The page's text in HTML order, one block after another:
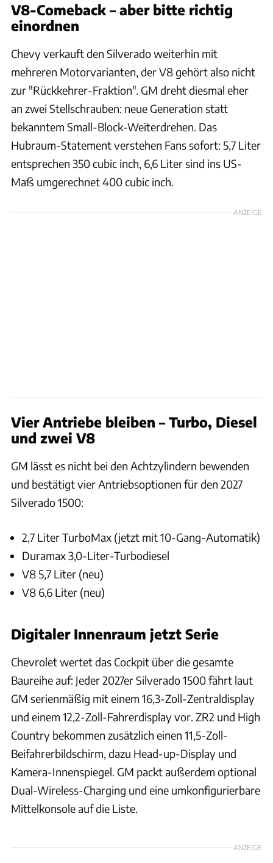
V8-Comeback – aber bitte richtig
einordnen
Chevy verkauft den Silverado weiterhin mit
mehreren Motorvarianten, der V8 gehört also nicht
zur "Rückkehrer-Fraktion". GM dreht diesmal eher
an zwei Stellschrauben: neue Generation statt
bekanntem Small-Block-Weiterdrehen. Das
Hubraum-Statement verstehen Fans sofort: 5,7 Liter
entsprechen 350 cubic inch, 6,6 Liter sind ins US-
Maß umgerechnet 400 cubic inch.
ANZEIGE
Vier Antriebe bleiben – Turbo, Diesel
und zwei V8
GM lässt es nicht bei den Achtzylindern bewenden
und bestätigt vier Antriebsoptionen für den 2027
Silverado 1500:
2,7 Liter TurboMax (jetzt mit 10-Gang-Automatik)
Duramax 3,0-Liter-Turbodiesel
V8 5,7 Liter (neu)
V8 6,6 Liter (neu)
Digitaler Innenraum jetzt Serie
Chevrolet wertet das Cockpit über die gesamte
Baureihe auf: Jeder 2027er Silverado 1500 fährt laut
GM serienmäßig mit einem 16,3-Zoll-Zentraldisplay
und einem 12,2-Zoll-Fahrerdisplay vor. ZR2 und High
Country bekommen zusätzlich einen 11,5-Zoll-
Beifahrerbildschirm, dazu Head-up-Display und
Kamera-Innenspiegel. GM packt außerdem optional
Dual-Wireless-Charging und eine umkonfigurierbare
Mittelkonsole auf die Liste.
ANZEIGE